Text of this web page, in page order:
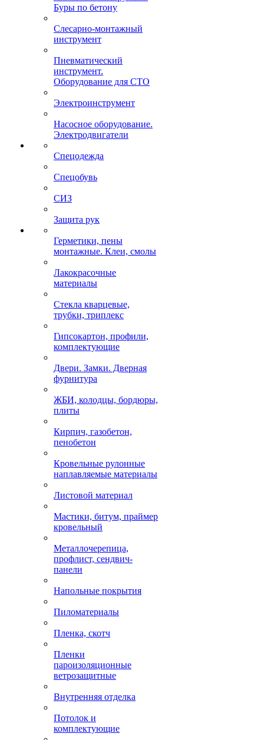
Буры по бетону
Слесарно-монтажный
инструмент
Пневматический
инструмент.
Оборудование для СТО
Электроинструмент
Насосное оборудование.
Электродвигатели
Спецодежда
Спецобувь
СИЗ
Защита рук
Герметики, пены
монтажные. Клеи, смолы
Лакокрасочные
материалы
Стекла кварцевые,
трубки, триплекс
Гипсокартон, профили,
комплектующие
Двери. Замки. Дверная
фурнитура
ЖБИ, колодцы, бордюры,
плиты
Кирпич, газобетон,
пенобетон
Кровельные рулонные
наплавляемые материалы
Листовой материал
Мастики, битум, праймер
кровельный
Металлочерепица,
профлист, сендвич-
панели
Напольные покрытия
Пиломатериалы
Пленка, скотч
Пленки
пароизоляционные
ветрозащитные
Внутренняя отделка
Потолок и
комплектующие